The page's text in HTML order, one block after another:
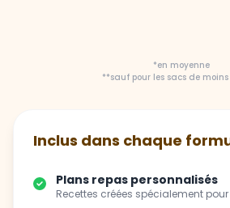
*en moyenne
**sauf pour les sacs de
Inclus dans chaque
Plans repas personnalisés
Recettes créées spécialement